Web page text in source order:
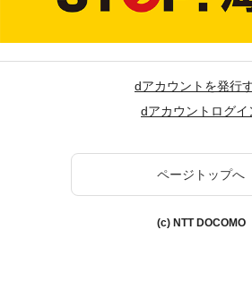
dアカウントを発行
dアカウントログイ
ページトップへ
(c) NTT DOCOMO